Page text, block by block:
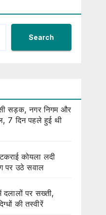
Search
सड़क, नगर निगम और
7 दिन पहले हुई थी
कोयला लदी
पर उठे सवाल
पर सख्ती,
की तस्वीरें